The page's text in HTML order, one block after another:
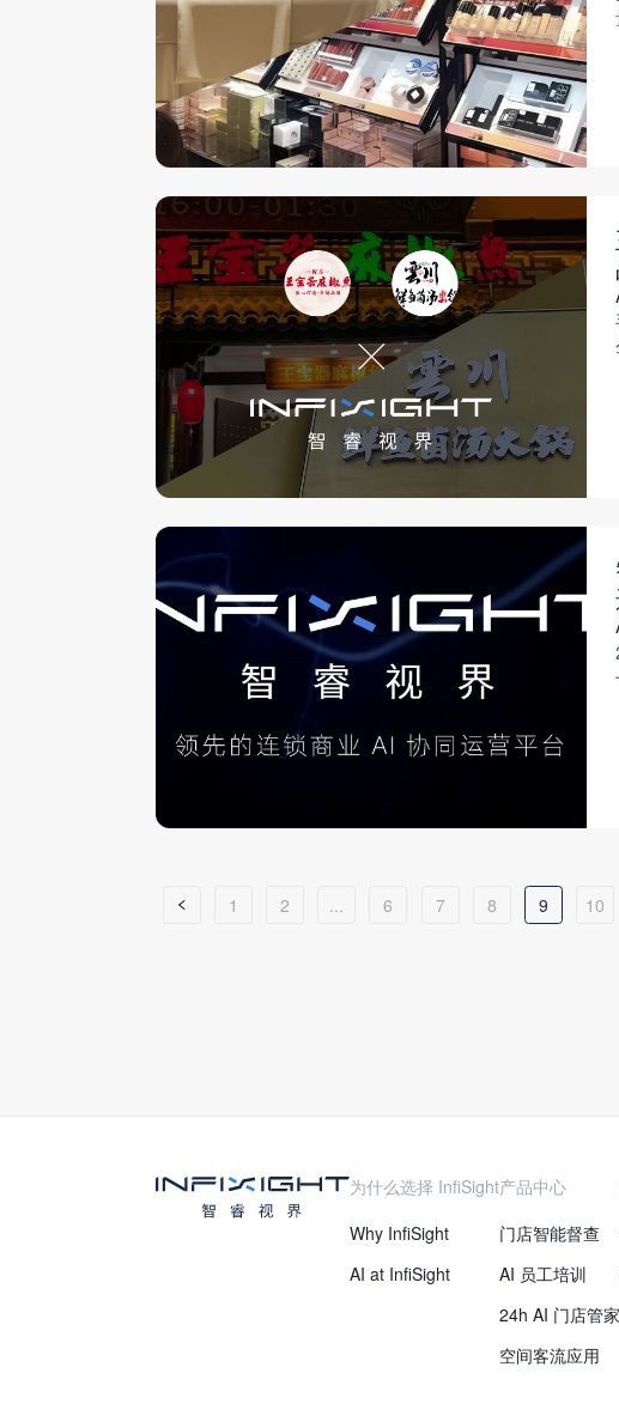
1 2 ... 6 7 8 9 10
为什么选择 InfiSight
Why InfiSight
AI at InfiSight
产品中心
门店智能督查
AI 员工培训
24h AI 门店管家
空间客流应用